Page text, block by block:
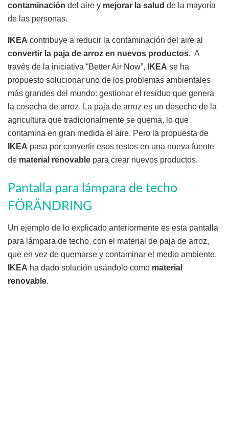
contaminación del aire y mejorar la salud de la mayoría
de las personas.
IKEA contribuye a reducir la contaminación del aire al
convertir la paja de arroz en nuevos productos. A
través de la iniciativa “Better Air Now”,
IKEA se ha
propuesto solucionar uno de los problemas ambientales
más grandes del mundo: gestionar el residuo que genera
la cosecha de arroz. La paja de arroz es un desecho de la
agricultura que tradicionalmente se quema, lo que
contamina en gran medida el aire. Pero la propuesta de
IKEA pasa por convertir esos restos en una nueva fuente
de material renovable para crear nuevos productos.
Pantalla para lámpara de techo
FÖRÄNDRING
Un ejemplo de lo explicado anteriormente es esta pantalla
para lámpara de techo, con el material de paja de arroz,
que en vez de quemarse y contaminar el medio ambiente,
IKEA ha dado solución usándolo como material
renovable.